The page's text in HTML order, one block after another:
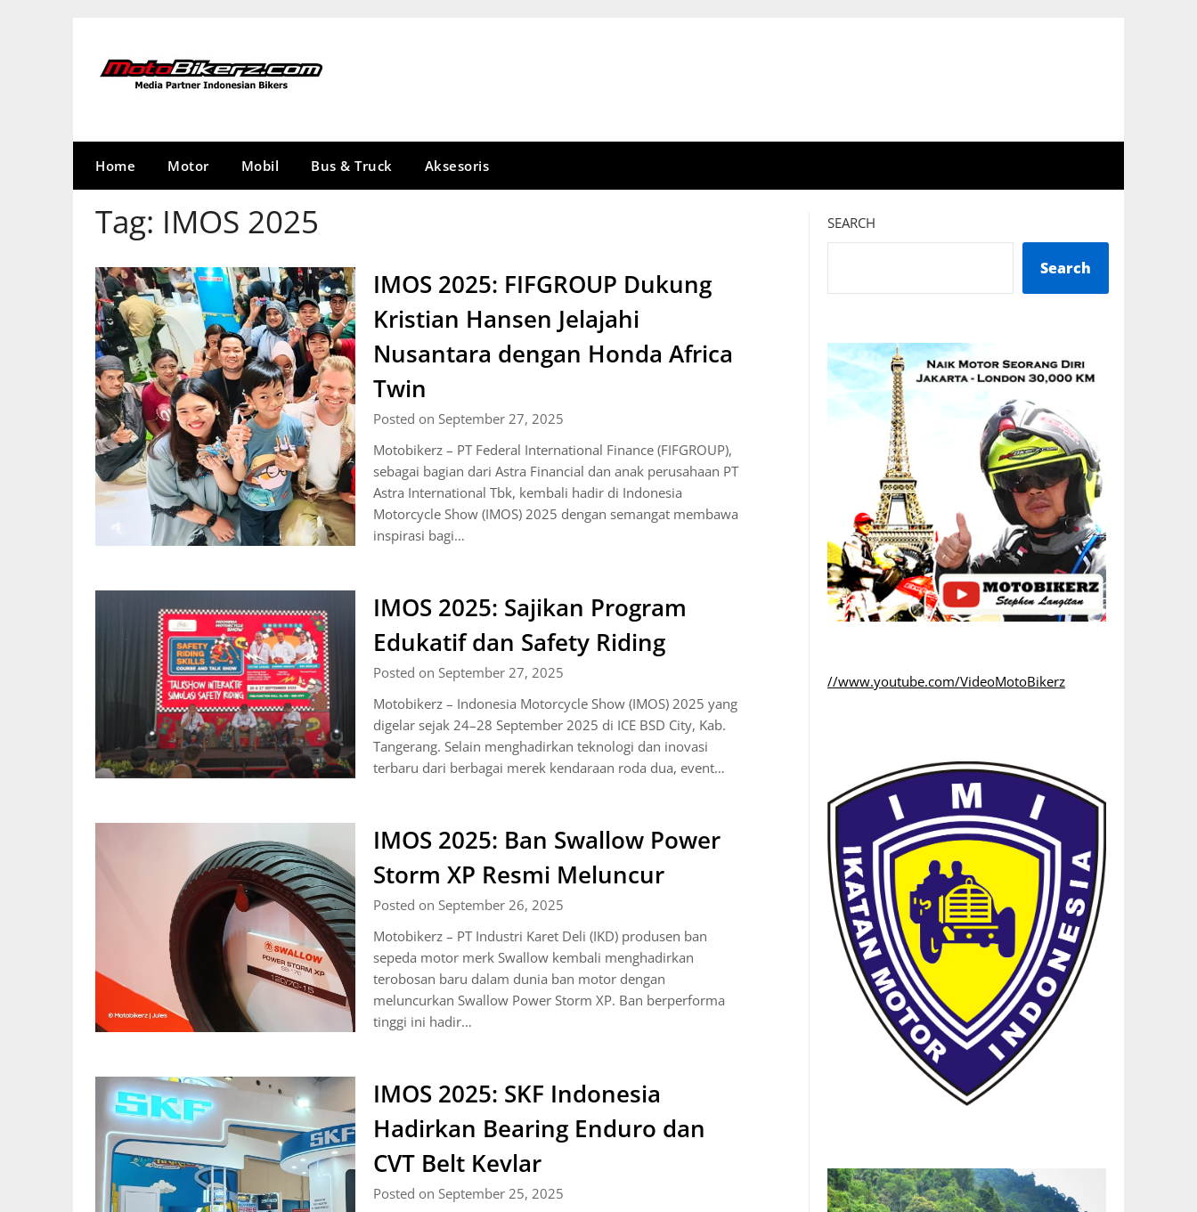
Home Motor Mobil Bus & Truck Aksesoris
Tag: IMOS 2025
IMOS 2025: FIFGROUP Dukung
Kristian Hansen Jelajahi
Nusantara dengan Honda Africa
Twin
Posted on September 27, 2025
Motobikerz – PT Federal International Finance (FIFGROUP),
sebagai bagian dari Astra Financial dan anak perusahaan PT
Astra International Tbk, kembali hadir di Indonesia
Motorcycle Show (IMOS) 2025 dengan semangat membawa
inspirasi bagi…
IMOS 2025: Sajikan Program
Edukatif dan Safety Riding
Posted on September 27, 2025
Motobikerz – Indonesia Motorcycle Show (IMOS) 2025 yang
digelar sejak 24–28 September 2025 di ICE BSD City, Kab.
Tangerang. Selain menghadirkan teknologi dan inovasi
terbaru dari berbagai merek kendaraan roda dua, event…
IMOS 2025: Ban Swallow Power
Storm XP Resmi Meluncur
Posted on September 26, 2025
Motobikerz – PT Industri Karet Deli (IKD) produsen ban
sepeda motor merk Swallow kembali menghadirkan
terobosan baru dalam dunia ban motor dengan
meluncurkan Swallow Power Storm XP. Ban berperforma
tinggi ini hadir…
IMOS 2025: SKF Indonesia
Hadirkan Bearing Enduro dan
CVT Belt Kevlar
Posted on September 25, 2025
SEARCH
Search
//www.youtube.com/VideoMotoBikerz